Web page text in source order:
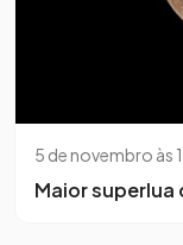
5 de novembro às
Maior superlua